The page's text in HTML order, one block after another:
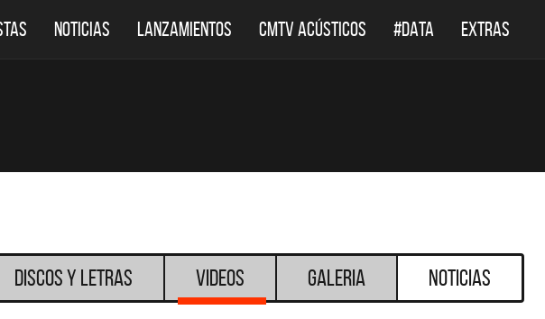
NOTICIAS LANZAMIENTOS CMTV ACÚSTICOS #DATA EXTRAS
Discos y Letras Videos Galeria Noticias